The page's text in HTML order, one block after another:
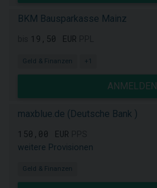
BKM Bausparkasse Mainz
19,50 EUR
Geld & Finanzen +1
ANMELDEN
maxblue.de (Deutsche Bank )
150,00 EUR
weitere Provisionen
Geld & Finanzen